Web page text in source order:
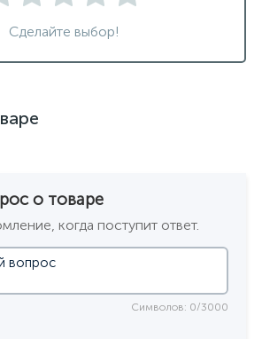
Сделайте выбор!
о товаре
когда поступит ответ.
Символов: 0/3000